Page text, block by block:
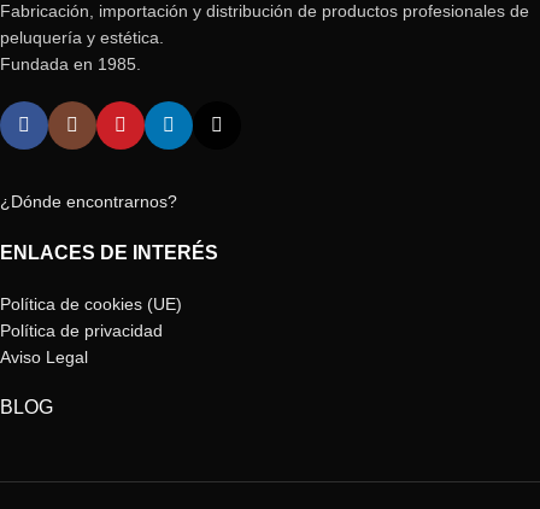
Fabricación, importación y distribución de productos profesionales de
peluquería y estética.
Fundada en 1985.
¿Dónde encontrarnos?
ENLACES DE INTERÉS
Política de cookies (UE)
Política de privacidad
Aviso Legal
BLOG